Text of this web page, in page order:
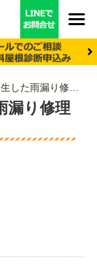
た雨漏り修理事例
漏り修理